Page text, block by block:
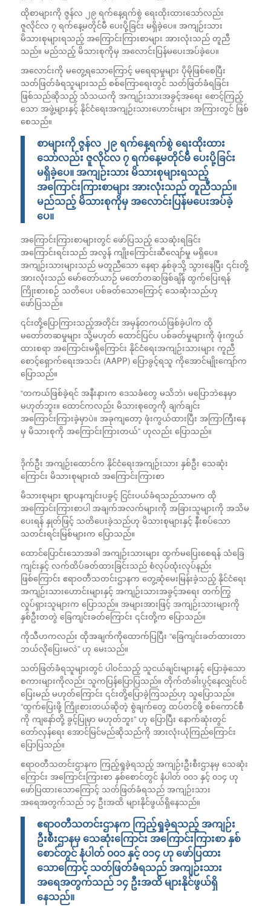
ထိုစာများကို ဇွန်လ ၂၉ ရက်နေ့ရက်စွဲ ရေးထိုးထားသော်လည်း
ဇူလိုင်လ ၇ ရက်နေ့မတိုင်မီ ပေးပို့ခြင်း မရှိခဲ့ပေ။ အကျဉ်းသား
မိသားစုများရသည့် အကြောင်းကြားစာများ အားလုံးသည် တူညီ
သည်။ မည်သည့် မိသားစုကိုမှ အလောင်းပြန်မပေးအပ်ခဲ့ပေ။
အလောင်းကို မတွေ့ရသောကြောင့် မရေရာမှုများ ပိုမိုဖြစ်စေပြီး
သတ်ဖြတ်ခံရသူများသည် စစ်ကြောရေးတွင် သတ်ဖြတ်ခံရခြင်း
ဖြစ်သည်ဆိုသည့် သံသယကို အကျဉ်းသားအခွင့်အရေး စောင့်ကြည့်
သော အဖွဲ့များနှင့် နိုင်ငံရေးအကျဉ်းသားဟောင်းများ အကြားတွင် ဖြစ်
စေသည်။
စာများကို ဇွန်လ ၂၉ ရက်နေ့ရက်စွဲ ရေးထိုးထား
သော်လည်း ဇူလိုင်လ ၇ ရက်နေ့မတိုင်မီ ပေးပို့ခြင်း
မရှိခဲ့ပေ။ အကျဉ်းသား မိသားစုများရသည့်
အကြောင်းကြားစာများ အားလုံးသည် တူညီသည်။
မည်သည့် မိသားစုကိုမှ အလောင်းပြန်မပေးအပ်ခဲ့
ပေ။
အကြောင်းကြားစာများတွင် ဖော်ပြသည့် သေဆုံးရခြင်း
အကြောင်းရင်းသည် အလွန် ကျိုးကြောင်းဆီလျော်မှု မရှိပေ။
အကျဉ်းသားများသည် မတူညီသော နေရာ နှစ်ခုသို့ သွားနေပြီး ၎င်းတို့
အားလုံးသည် မော်တော်ယာဉ် မတော်တဆဖြစ်ချိန် ထွက်ပြေးရန်
ကြိုးစားစဉ် သတိပေး ပစ်ခတ်သောကြောင့် သေဆုံးသည်ဟု
ဖော်ပြသည်။
၎င်းတို့ပြောကြားသည့်အတိုင်း အမှန်တကယ်ဖြစ်ခဲ့ပါက ထို
မတော်တဆမှုများ သို့မဟုတ် ထောင်ပြင်ပ ပစ်ခတ်မှုများကို ဖုံးကွယ်
ထားစရာ အကြောင်းမရှိကြောင်း နိုင်ငံရေးအကျဉ်းသားများ ကူညီ
စောင့်ရှောက်ရေးအသင်း (AAPP) ပြောခွင့်ရသူ ကိုအောင်မျိုးကျော်က
ပြောသည်။
“တကယ်ဖြစ်ခဲ့ရင် အနီးနားက ဒေသခံတွေ မသိဘဲ၊ မပြောဘဲနေမှာ
မဟုတ်ဘူး။ ထောင်ကလည်း မိသားစုတွေကို ချက်ချင်း
အကြောင်းကြားခဲ့မှာပဲ။ အခုကျတော့ ဖုံးကွယ်ထားပြီး အကြာကြီးနေ
မှ မိသားစုကို အကြောင်းကြားတယ်” ဟုလည်း ပြောသည်။
ဒိုက်ဦး အကျဉ်းထောင်က နိုင်ငံရေးအကျဉ်းသား နှစ်ဦး သေဆုံး
ကြောင်း မိသားစုများထံ အ‌ကြောင်းကြားစာ
မိသားစုများ ဈာပနကျင်းပခွင့် ငြင်းပယ်ခံရသည်သာမက ထို
အကြောင်းကြားစာပါ အချက်အလက်များကို အခြားသူများကို အသိမ
ပေးရန် နှုတ်ဖြင့် သတိပေးခဲ့သည်ဟု မိသားစုများနှင့် နီးစပ်သော
သတင်းရင်းမြစ်များက ပြောသည်။
ထောင်ပြောင်းသောအခါ အကျဉ်းသားများ ထွက်မပြေးစေရန် သံခြေ
ကျင်းနှင့် လက်ထိပ်ခတ်ထားခြင်းသည် စံလုပ်ထုံးလုပ်နည်း
ဖြစ်ကြောင်း ဧရာဝတီသတင်းဌာနက တွေ့ဆုံမေးမြန်းခဲ့သည့် နိုင်ငံရေး
အကျဉ်းသားဟောင်းများနှင့် အကျဉ်းသားအခွင့်အရေး တက်ကြွ
လှုပ်ရှားသူများက ပြောသည်။ အများအားဖြင့် အကျဉ်းသားများကို
နှစ်ဦးတတွဲ ခြေကျင်းခတ်ကြောင်း ၎င်းတို့က ပြောသည်။
ကိုသီဟကလည်း ထိုအချက်ကိုထောက်ပြပြီး “ခြေကျင်းခတ်ထားတာ
ဘယ်လိုပြေးမလဲ” ဟု မေးသည်။
သတ်ဖြတ်ခံရသူများတွင် ပါဝင်သည့် သူငယ်ချင်းများနှင့် ပြောခဲ့သော
စကားများကိုလည်း သူကပြန်ပြောပြသည်။ တိုက်တံခါးပွင့်နေလျှင်ပင်
ပြေးမည် မဟုတ်ကြောင်း ၎င်းတို့ပြောခဲ့ကြသည်ဟု သူပြောသည်။
“ထွက်ပြေးဖို့ ကြိုးစားတယ်ဆိုတဲ့ စွဲချက်တွေ ထပ်တင်ဖို့ စစ်ကောင်စီ
ကို ကျနော်တို့ ခွင့်ပြုမှာ မဟုတ်ဘူး” ဟု ပြောပြီး နောက်ဆုံးတွင်
တော်လှန်ရေး အောင်မြင်မည်ဆိုသည်ကို အားလုံးယုံကြည်ကြောင်း
ပြောပြသည်။
ဧရာဝတီသတင်းဌာနက ကြည့်ရှုခဲ့ရသည့် အကျဉ်းဦးစီးဌာနမှ သေဆုံး
ကြောင်း အကြောင်းကြားစာ နှစ်စောင်တွင် နံပါတ် ၀၀၁ နှင့် ၀၁၄ ဟု
ဖော်ပြထားသောကြောင့် သတ်ဖြတ်ခံရသည် အကျဉ်းသား
အရေအတွက်သည် ၁၄ ဦးအထိ များနိုင်ဖွယ်ရှိနေသည်။
ဧရာဝတီသတင်းဌာနက ကြည့်ရှုခဲ့ရသည့် အကျဉ်း
ဦးစီးဌာနမှ သေဆုံးကြောင်း အကြောင်းကြားစာ နှစ်
စောင်တွင် နံပါတ် ၀၀၁ နှင့် ၀၁၄ ဟု ဖော်ပြထား
သောကြောင့် သတ်ဖြတ်ခံရသည် အကျဉ်းသား
အရေအတွက်သည် ၁၄ ဦးအထိ များနိုင်ဖွယ်ရှိ
နေသည်။